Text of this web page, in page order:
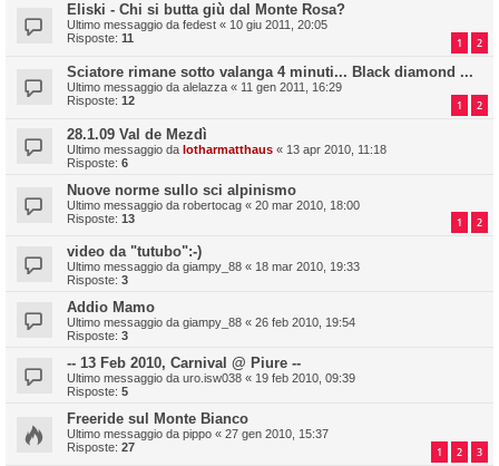
Eliski - Chi si butta giù dal Monte Rosa?
Ultimo messaggio da fedest « 10 giu 2011, 20:05
Risposte: 11 1 2
Sciatore rimane sotto valanga 4 minuti... Black diamond ...
Ultimo messaggio da alelazza « 11 gen 2011, 16:29
Risposte: 12 1 2
28.1.09 Val de Mezdì
Ultimo messaggio da lotharmatthaus « 13 apr 2010, 11:18
Risposte: 6
Nuove norme sullo sci alpinismo
Ultimo messaggio da robertocag « 20 mar 2010, 18:00
Risposte: 13 1 2
video da "tutubo":-)
Ultimo messaggio da giampy_88 « 18 mar 2010, 19:33
Risposte: 3
Addio Mamo
Ultimo messaggio da giampy_88 « 26 feb 2010, 19:54
Risposte: 3
-- 13 Feb 2010, Carnival @ Piure --
Ultimo messaggio da uro.isw038 « 19 feb 2010, 09:39
Risposte: 5
Freeride sul Monte Bianco
Ultimo messaggio da pippo « 27 gen 2010, 15:37
Risposte: 27 1 2 3